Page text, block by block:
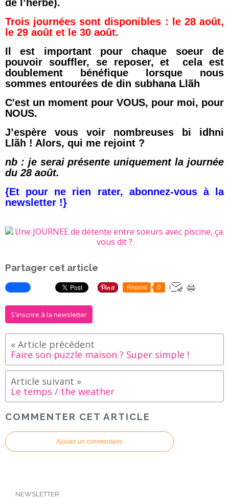
de l’herbe).
Trois journées sont disponibles : le 28 août,
le 29 août et le 30 août.
Il est important pour chaque soeur de
pouvoir souffler, se reposer, et cela est
doublement bénéfique lorsque nous
sommes entourées de din subhana Llãh
C'est un moment pour VOUS, pour moi, pour
NOUS.
J’espère vous voir nombreuses bi idhni
Llãh ! Alors, qui me rejoint ?
nb : je serai présente uniquement la journée
du 28 août.
{Et pour ne rien rater, abonnez-vous à la
newsletter !}
Partager cet article
Repost 0
S'inscrire à la newsletter
Faire son puzzle maison ? Super simple !
Le temps / the weather
COMMENTER CET ARTICLE
Ajouter un commentaire
NEWSLETTER